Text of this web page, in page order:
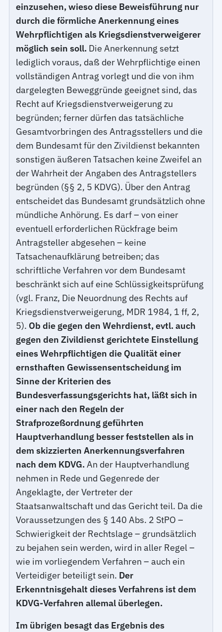
einzusehen, wieso diese Beweisführung nur
durch die förmliche Anerkennung eines
Wehrpflichtigen als Kriegsdienstverweigerer
möglich sein soll. Die Anerkennung setzt
lediglich voraus, daß der Wehrpflichtige einen
vollständigen Antrag vorlegt und die von ihm
dargelegten Beweggründe geeignet sind, das
Recht auf Kriegsdienstverweigerung zu
begründen; ferner dürfen das tatsächliche
Gesamtvorbringen des Antragsstellers und die
dem Bundesamt für den Zivildienst bekannten
sonstigen äußeren Tatsachen keine Zweifel an
der Wahrheit der Angaben des Antragstellers
begründen (§§ 2, 5 KDVG). Über den Antrag
entscheidet das Bundesamt grundsätzlich ohne
mündliche Anhörung. Es darf – von einer
eventuell erforderlichen Rückfrage beim
Antragsteller abgesehen – keine
Tatsachenaufklärung betreiben; das
schriftliche Verfahren vor dem Bundesamt
beschränkt sich auf eine Schlüssigkeitsprüfung
(vgl. Franz, Die Neuordnung des Rechts auf
Kriegsdienstverweigerung, MDR 1984, 1 ff, 2,
5). Ob die gegen den Wehrdienst, evtl. auch
gegen den Zivildienst gerichtete Einstellung
eines Wehrpflichtigen die Qualität einer
ernsthaften Gewissensentscheidung im
Sinne der Kriterien des
Bundesverfassungsgerichts hat, läßt sich in
einer nach den Regeln der
Strafprozeßordnung geführten
Hauptverhandlung besser feststellen als in
dem skizzierten Anerkennungsverfahren
nach dem KDVG. An der Hauptverhandlung
nehmen in Rede und Gegenrede der
Angeklagte, der Vertreter der
Staatsanwaltschaft und das Gericht teil. Da die
Voraussetzungen des § 140 Abs. 2 StPO –
Schwierigkeit der Rechtslage – grundsätzlich
zu bejahen sein werden, wird in aller Regel –
wie im vorliegendem Verfahren – auch ein
Verteidiger beteiligt sein. Der
Erkenntnisgehalt dieses Verfahrens ist dem
KDVG-Verfahren allemal überlegen.
Im übrigen besagt das Ergebnis des